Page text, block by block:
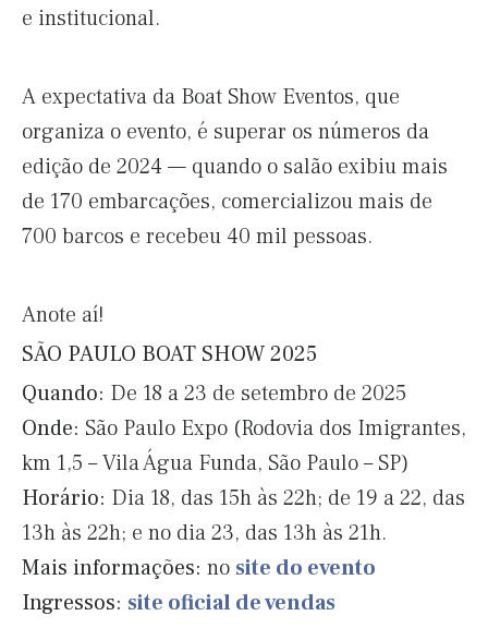
e institucional.
A expectativa da Boat Show Eventos, que
organiza o evento, é superar os números da
edição de 2024 — quando o salão exibiu mais
de 170 embarcações, comercializou mais de
700 barcos e recebeu 40 mil pessoas.
Anote aí!
SÃO PAULO BOAT SHOW 2025
Quando: De 18 a 23 de setembro de 2025
Onde: São Paulo Expo (Rodovia dos Imigrantes,
km 1,5 – Vila Água Funda, São Paulo – SP)
Horário: Dia 18, das 15h às 22h; de 19 a 22, das
13h às 22h; e no dia 23, das 13h às 21h.
Mais informações: no site do evento
Ingressos: site oficial de vendas